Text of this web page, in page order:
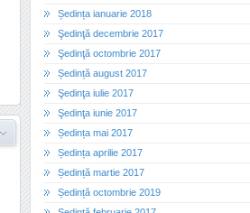
Ședința ianuarie 2018
Şedinţă decembrie 2017
Şedinţă octombrie 2017
Ședință august 2017
Şedinţa iulie 2017
Şedinţa iunie 2017
Ședința mai 2017
Ședința aprilie 2017
Ședință martie 2017
Ședință octombrie 2019